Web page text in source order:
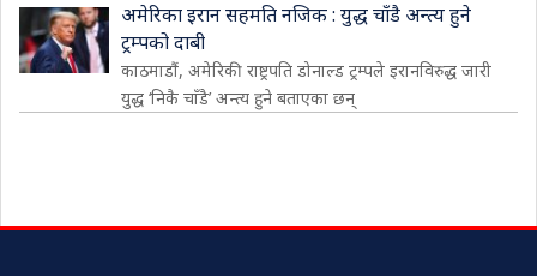
अमेरिका इरान सहमति नजिक : युद्ध चाँडै अन्त्य हुने
ट्रम्पको दाबी
काठमाडौं, अमेरिकी राष्ट्रपति डोनाल्ड ट्रम्पले इरानविरुद्ध जारी
युद्ध ‘निकै चाँडै’ अन्त्य हुने बताएका छन्